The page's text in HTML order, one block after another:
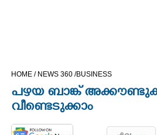
CINEMA
OPINION
HOME / NEWS 360 /BUSINESS
പഴയ ബാങ്ക്
വീണ്ടെടുക്കാം